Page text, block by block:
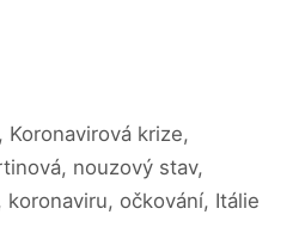
Koronavirová krize,
nouzový stav,
očkování, Itálie